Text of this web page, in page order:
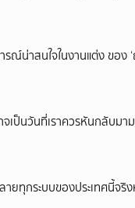
รณ์น่าสนใจในงานแต่ง ขอ
จเป็นวันที่เราควรหันกลับมา
ายทุกระบบของประเทศนี้จริ